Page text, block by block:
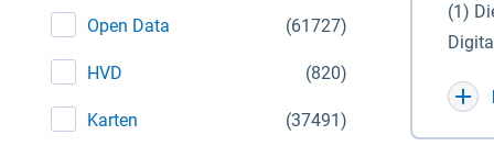
(61727)
Open Data
(820)
HVD
(37491)
Karten
(1)
WGS